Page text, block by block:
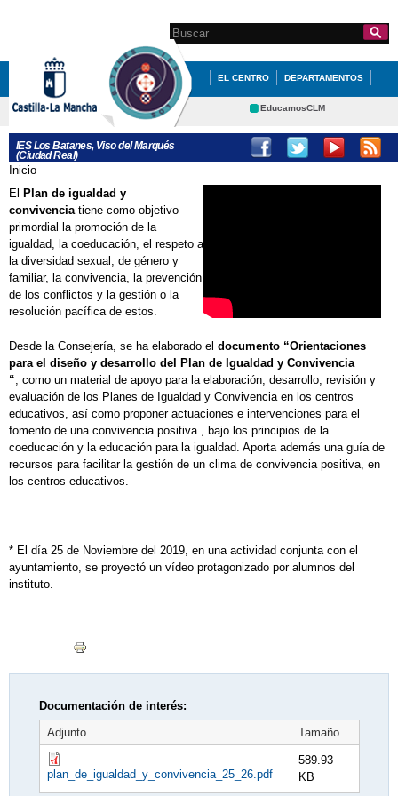
contenido
principalFormulario de
búsqueda
Search this site
EL CENTRO DEPARTAMENTOS
CURSO 25/26 EDUCACIÓN
QUÉ HACEMOS ANUNCIOS
EducamosCLM
Educación Cultura
IES Los Batanes, Viso del Marqués
(Ciudad Real)
Se encuentra usted aquí
Inicio
El Plan de igualdad y
convivencia tiene como objetivo
primordial la promoción de la
igualdad, la coeducación, el respeto a
la diversidad sexual, de género y
familiar, la convivencia, la prevención
de los conflictos y la gestión o la
resolución pacífica de estos.
Desde la Consejería, se ha elaborado el documento “Orientaciones
para el diseño y desarrollo del Plan de Igualdad y Convivencia
“ , como un material de apoyo para la elaboración, desarrollo, revisión y
evaluación de los Planes de Igualdad y Convivencia en los centros
educativos, así como proponer actuaciones e intervenciones para el
fomento de una convivencia positiva , bajo los principios de la
coeducación y la educación para la igualdad. Aporta además una guía de
recursos para facilitar la gestión de un clima de convivencia positiva, en
los centros educativos.
* El día 25 de Noviembre del 2019, en una actividad conjunta con el
ayuntamiento, se proyectó un vídeo protagonizado por alumnos del
instituto.
Documentación de interés:
Adjunto Tamaño
plan_de_igualdad_y_convivencia_25_26.pdf
589.93
KB